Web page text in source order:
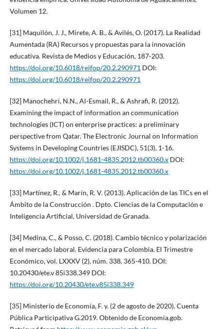
Volumen 12.
[31] Maquilón, J. J., Mirete, A. B., & Avilés, O. (2017). La Realidad
Aumentada (RA) Recursos y propuestas para la innovación
educativa. Revista de Medios y Educación, 187-203.
https://doi.org/10.6018/reifop/20.2.290971 DOI:
https://doi.org/10.6018/reifop/20.2.290971
[32] Manochehri, N.N., Al-Esmail, R., & Ashrafi, R. (2012).
Examining the impact of information an communication
technologies (ICT) on enterprise practices: a preliminary
perspective from Qatar. The Electronic Journal on Information
Systems in Developing Countries (EJISDC), 51(3), 1-16.
https://doi.org/10.1002/j.1681-4835.2012.tb00360.xDOI:
https://doi.org/10.1002/j.1681-4835.2012.tb00360.x
[33] Martínez, R., & Marín, R. V. (2013). Aplicación de las TICs en el
Ámbito de la Construcción . Dpto. Ciencias de la Computación e
Inteligencia Artificial, Universidad de Granada.
[34] Medina, C., & Posso, C. (2018). Cambio técnico y polarización
en el mercado laboral. Evidencia para Colombia. El Trimestre
Económico, vol. LXXXV (2), núm. 338, 365-410. DOI:
10.20430/ete.v 85i338.349 DOI:
https://doi.org/10.20430/ete.v85i338.349
[35] Ministerio de Economía, F. y. (2 de agosto de 2020). Cuenta
Pública Participativa G.2019. Obtenido de Economia.gob.